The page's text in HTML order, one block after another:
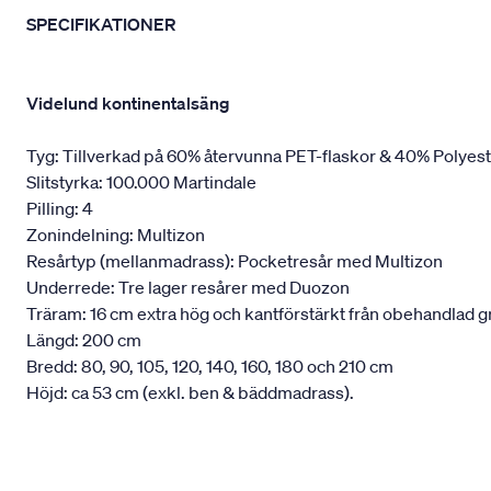
SPECIFIKATIONER
Videlund kontinentalsäng
Tyg: Tillverkad på 60% återvunna PET-flaskor & 40%
Slitstyrka: 100.000 Martindale
Pilling: 4
Zonindelning: Multizon
Resårtyp (mellanmadrass): Pocketresår med Multizon
Underrede: Tre lager resårer med Duozon
Träram: 16 cm extra hög och kantförstärkt från obehandlad
Längd: 200 cm
Bredd: 80, 90, 105, 120, 140, 160, 180 och 210 cm
Höjd: ca 53 cm (exkl. ben & bäddmadrass).